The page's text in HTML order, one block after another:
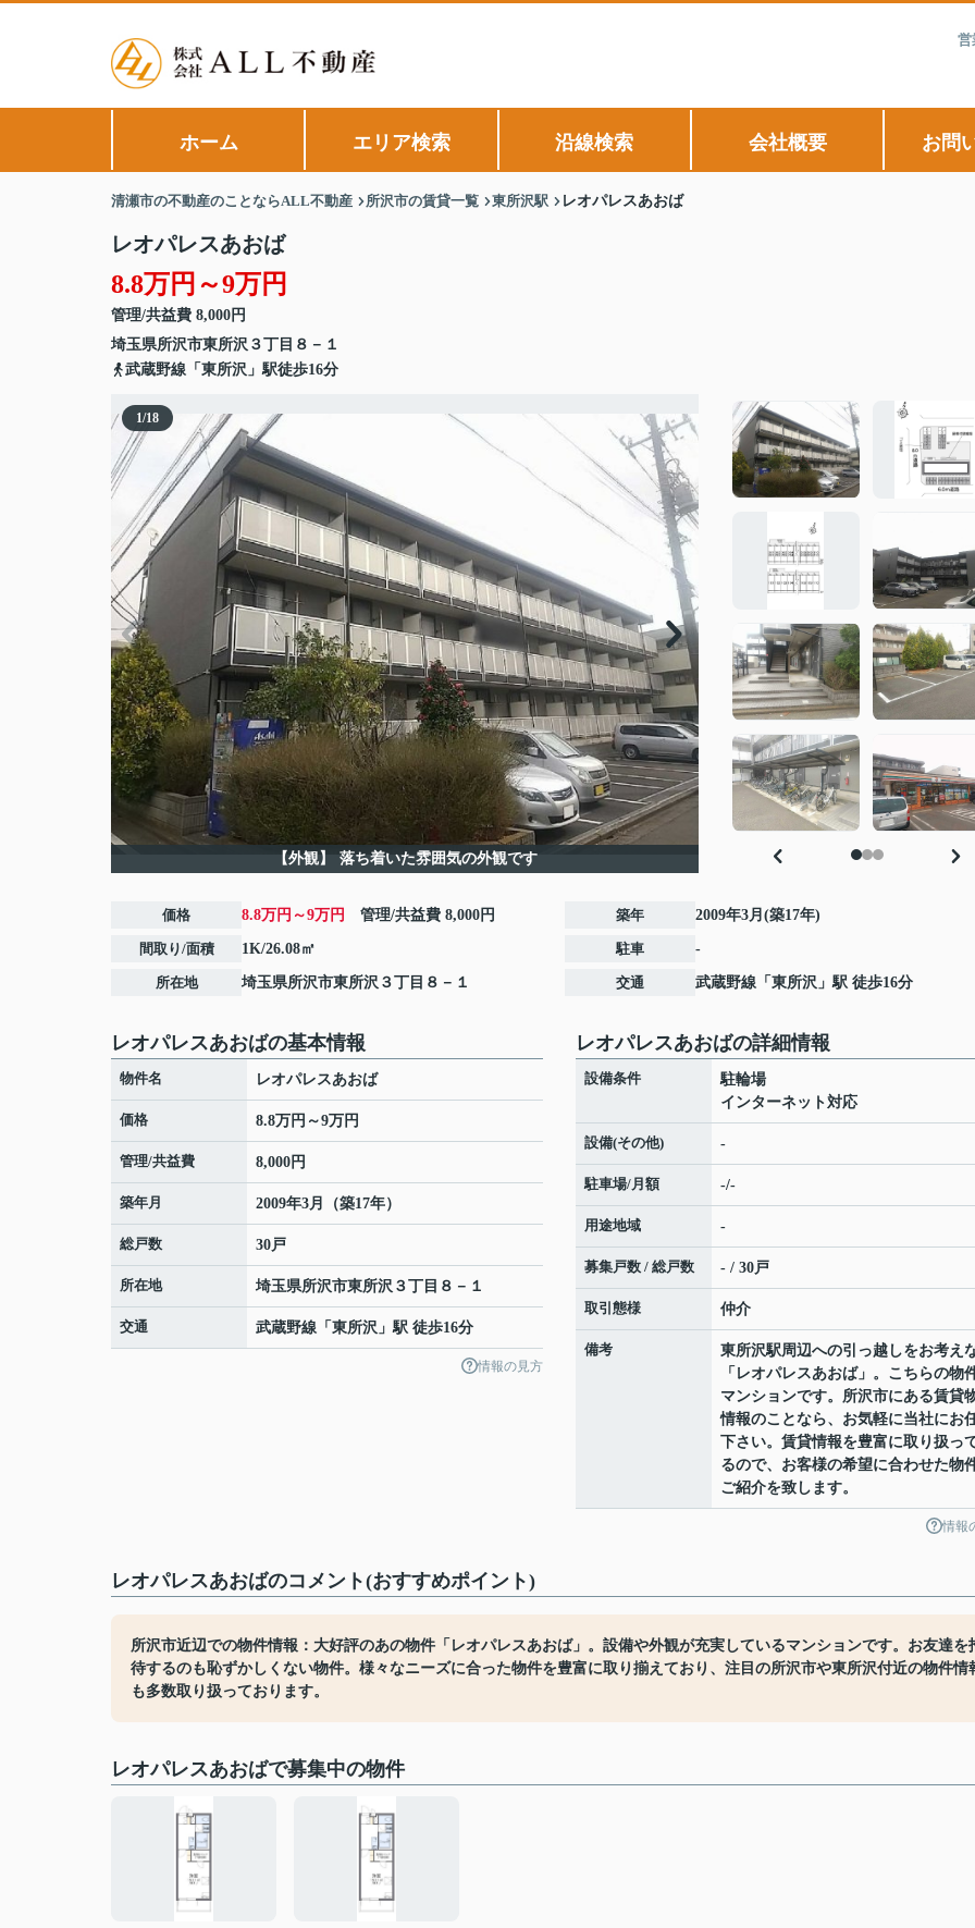
営
ホーム エリア検索 沿線検索 会社概要 お問
清瀬市の不動産のことならALL不動産 所沢市の賃貸一覧 東所沢駅 レオパレスあおば
レオパレスあおば
8.8万円～9万円
管理/共益費 8,000円
埼玉県所沢市東所沢 ３丁目８－１
武蔵野線「東所沢」駅徒歩16分
1/18
【外観】 落ち着いた雰囲気の外観です
価格 8.8万円～9万円 管理/共益費 8,000円
間取り/面積 1K/26.08㎡
所在地 埼玉県所沢市東所沢 ３丁目８－１
築年 2009年3月(築17年)
駐車 -
交通 武蔵野線 「 東所沢 」駅 徒歩16分
レオパレスあおばの基本情報
物件名 レオパレスあおば
価格 8.8万円～9万円
管理/共益費 8,000円
築年月 2009年3月（築17年）
総戸数 30戸
所在地 埼玉県所沢市東所沢 ３丁目８－１
交通 武蔵野線 「 東所沢 」駅 徒歩16分
情報の見方
レオパレスあおばの詳細情報
設備条件
駐輪場
インターネット対応
設備(その他) -
駐車場/月額 -/-
用途地域 -
募集戸数 / 総戸数 - / 30戸
取引態様 仲介
備考
東所沢駅周辺への引っ越しをお考え
「レオパレスあおば」。こちらの物
マンションです。所沢市にある賃貸
情報のことなら、お気軽に当社にお
下さい。賃貸情報を豊富に取り扱っ
るので、お客様の希望に合わせた物
ご紹介を致します。
情報
レオパレスあおばのコメント(おすすめポイント)
所沢市近辺での物件情報：大好評のあの物件「レオパレスあおば」。設備や外観が充実しているマンションです。お友達を
待するのも恥ずかしくない物件。様々なニーズに合った物件を豊富に取り揃えており、注目の所沢市や東所沢付近の物件情
も多数取り扱っております。
レオパレスあおばで募集中の物件